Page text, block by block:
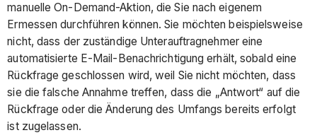
manuelle On-Demand-Aktion, die Sie nach eigenem
Ermessen durchführen können. Sie möchten beispielsweise
nicht, dass der zuständige Unterauftragnehmer eine
automatisierte E-Mail-Benachrichtigung erhält, sobald eine
Rückfrage geschlossen wird, weil Sie nicht möchten, dass
sie die falsche Annahme treffen, dass die „Antwort“ auf die
Rückfrage oder die Änderung des Umfangs bereits erfolgt
ist zugelassen.